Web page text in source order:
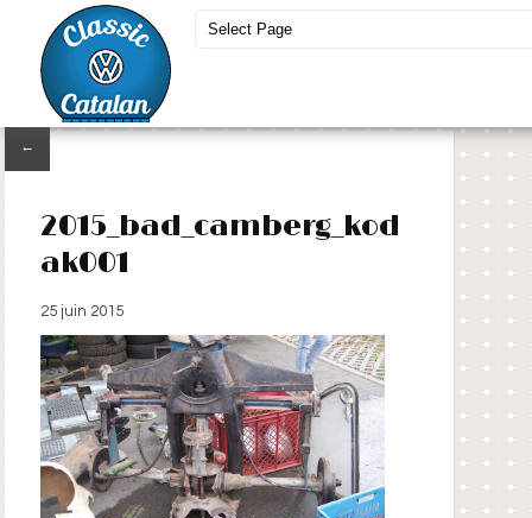
←
2015_bad_camberg_kod
ak001
25 juin 2015